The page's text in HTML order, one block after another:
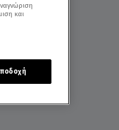
και